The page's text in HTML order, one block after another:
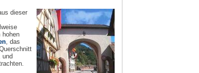
dieser
hohen
, das
und